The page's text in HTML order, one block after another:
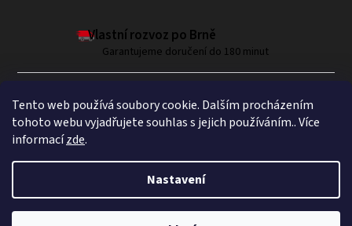
Tento web používá soubory cookie. Dalším procházením
tohoto webu vyjadřujete souhlas s jejich používáním.. Více
informacízde.
Nastavení
Vlastní rozvoz po Brně
Garantujeme doručení do 180 minut
Copyright 2026Brumla.com. Všechna práva vyhrazena.